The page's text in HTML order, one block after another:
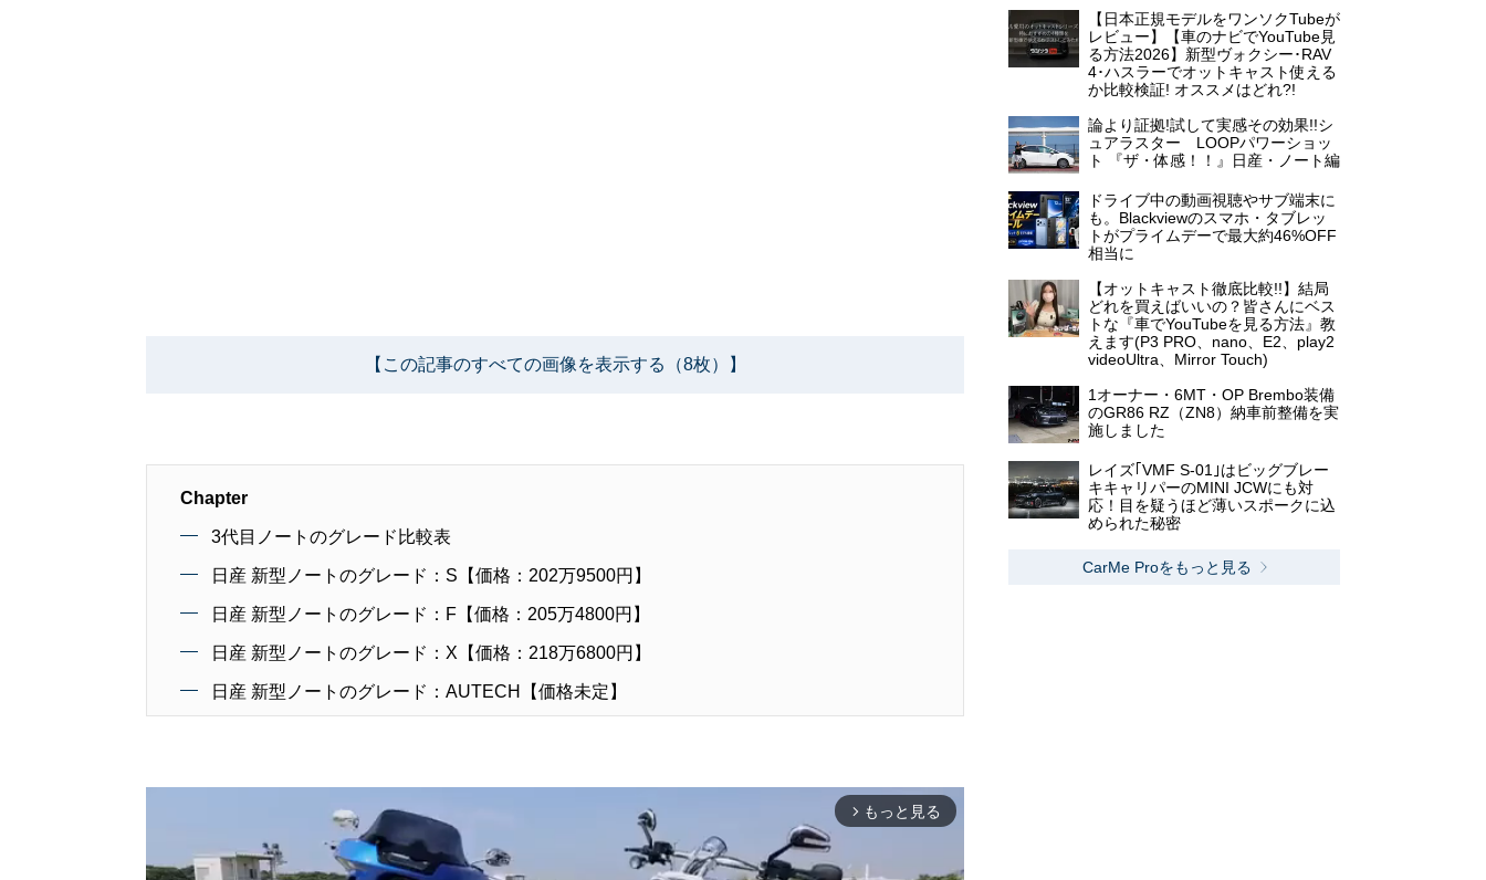
【この記事のすべての画像を表示する（8枚）】
Chapter
3代目ノートのグレード比較表
日産 新型ノートのグレード：S【価格：202万9500円】
日産 新型ノートのグレード：F【価格：205万4800円】
日産 新型ノートのグレード：X【価格：218万6800円】
日産 新型ノートのグレード：AUTECH【価格未定】
arrow_forward_ios もっと見る
【日本正規モデルをワンソクTubeが
レビュー】【車のナビでYouTube見
る方法2026】新型ヴォクシー･RAV
4･ハスラーでオットキャスト使える
か比較検証! オススメはどれ?!
論より証拠!試して実感その効果!!シ
ュアラスター LOOPパワーショッ
ト 『ザ・体感！！』日産・ノート編
ドライブ中の動画視聴やサブ端末に
も。Blackviewのスマホ・タブレッ
トがプライムデーで最大約46%OFF
相当に
【オットキャスト徹底比較!!】結局
どれを買えばいいの？皆さんにベス
トな『車でYouTubeを見る方法』教
えます(P3 PRO、nano、E2、play2
videoUltra、Mirror Touch)
1オーナー・6MT・OP Brembo装備
のGR86 RZ（ZN8）納車前整備を実
施しました
レイズ｢VMF S-01｣はビッグブレー
キキャリパーのMINI JCWにも対
応！目を疑うほど薄いスポークに込
められた秘密
CarMe Proをもっと見る